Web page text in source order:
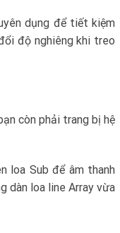
dụng để tiết kiệm
độ nghiêng khi treo
còn phải trang bị hệ
loa Sub để âm thanh
dàn loa line Array vừa